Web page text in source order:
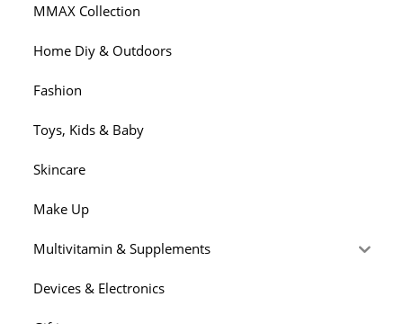
MMAX Collection
Home Diy & Outdoors
Fashion
Toys, Kids & Baby
Skincare
Make Up
Multivitamin & Supplements
Devices & Electronics